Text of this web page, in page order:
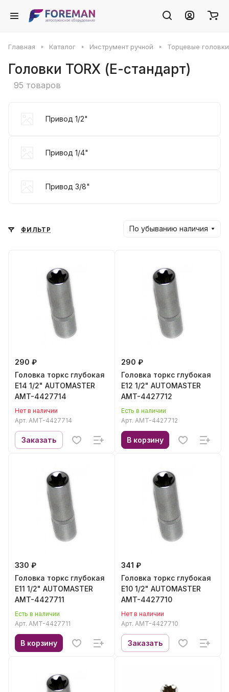
Главная Каталог Инструмент ручной Торцевые
Головки TORX (Е-стандарт)
95 товаров
Привод 1/2"
Привод 1/4"
Привод 3/8"
ФИЛЬТР По убыванию наличия
290 ₽
Головка торкс глубокая
E14 1/2" AUTOMASTER
AMT-4427714
Нет в наличии
Арт. AMT-4427714
Заказать
290 ₽
Головка торкс глубокая
E12 1/2" AUTOMASTER
AMT-4427712
Есть в наличии
Арт. AMT-4427712
В корзину
330 ₽
Головка торкс глубокая
E11 1/2" AUTOMASTER
AMT-4427711
Есть в наличии
Арт. AMT-4427711
В корзину
341 ₽
Головка торкс глубокая
E10 1/2" AUTOMASTER
AMT-4427710
Нет в наличии
Арт. AMT-4427710
Заказать